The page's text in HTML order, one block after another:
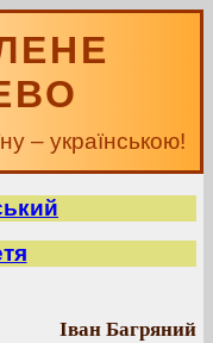
– українською!
Іван Багряний